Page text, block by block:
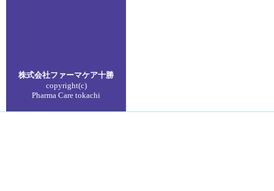
株式会社ファーマケア十勝
copyright(c)
Pharma Care tokachi